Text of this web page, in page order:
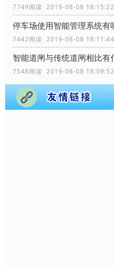
7749阅读 2019-08-08 18:15:22
停车场使用智能管理系统有
7442阅读 2019-08-08 18:11:44
智能道闸与传统道闸相比有
7548阅读 2019-08-08 18:09:52